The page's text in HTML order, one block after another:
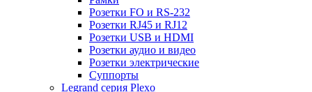
Розетки FO и RS-232
Розетки RJ45 и RJ12
Розетки USB и HDMI
Розетки аудио и видео
Розетки электрические
Суппорты
Legrand серия Plexo